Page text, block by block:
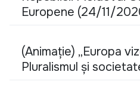
Europene (24/11/
(Animație) „Europa
Pluralismul și